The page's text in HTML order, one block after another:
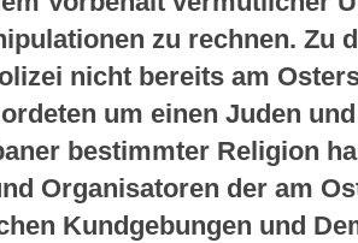
zu rechnen. Zu
nicht bereits am
um einen Juden
bestimmter Religion
Organisatoren der am
Kundgebungen und